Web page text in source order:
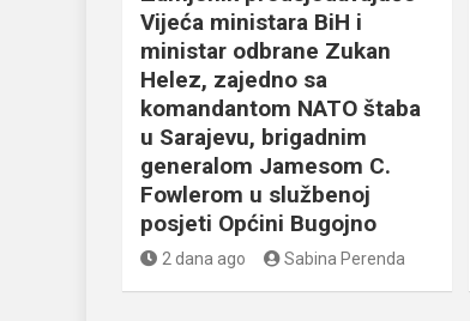
Vijeća ministara BiH i
ministar odbrane Zukan
Helez, zajedno sa
komandantom NATO štaba
u Sarajevu, brigadnim
generalom Jamesom C.
Fowlerom u službenoj
posjeti Općini Bugojno
2 dana ago Sabina Perenda